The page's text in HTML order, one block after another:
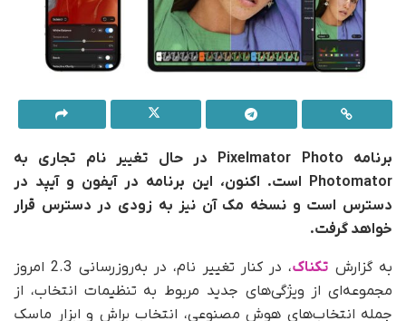
برنامه Pixelmator Photo در حال تغییر نام تجاری به
Photomator است. اکنون، این برنامه در آیفون و آیپد در
دسترس است و نسخه مک آن نیز به زودی در دسترس قرار
خواهد گرفت.
به گزارش تکناک
، در کنار تغییر نام، در به‌روزرسانی 2.3 امروز
مجموعه‌ای از ویژگی‌های جدید مربوط به تنظیمات انتخاب، از
جمله انتخاب‌های هوش مصنوعی، انتخاب براش و ابزار ماسک